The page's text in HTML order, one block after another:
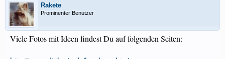
Rakete
Prominenter Benutzer
Viele Fotos mit Ideen findest Du auf folgenden Seiten: